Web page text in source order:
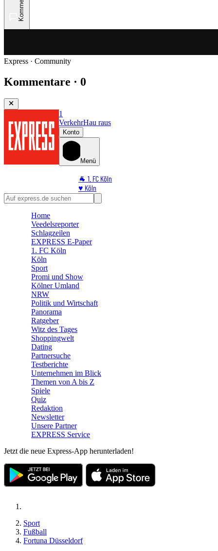
Express · Community
Kommentare · 0
1
VerkehrHau raus
Konto
Menü
🐐 1. FC Köln
♥️ Köln
⭐ Promi
🛒 Shoppingwelt
Home
Veedelsreporter
Schlagzeilen
EXPRESS E-Paper
1. FC Köln
Köln
Sport
Promi und Show
Kölner Umland
NRW
Politik und Wirtschaft
Panorama
Ratgeber
Witz des Tages
Shoppingwelt
Dating
Partnersuche
Testberichte
Unternehmen im Blick
Themen von A bis Z
Spiele
Quiz
Redaktion
Newsletter
Unsere Partner
EXPRESS Service
Jetzt die neue Express-App herunterladen!
Sport
Fußball
Fortuna Düsseldorf